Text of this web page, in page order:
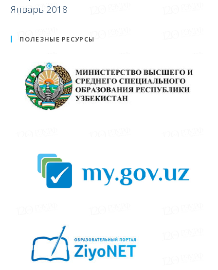
Январь 2018
ПОЛЕЗНЫЕ РЕСУРСЫ